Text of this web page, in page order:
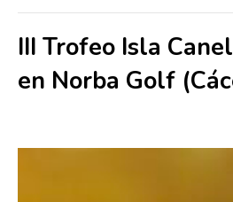
III Trofeo Isla
en Norba Golf